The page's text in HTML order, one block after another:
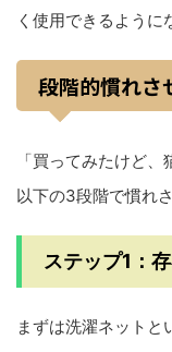
く使用できるように
段階的慣れさ
「買ってみたけど
以下の3段階で慣れ
ステップ1：
まずは洗濯ネット